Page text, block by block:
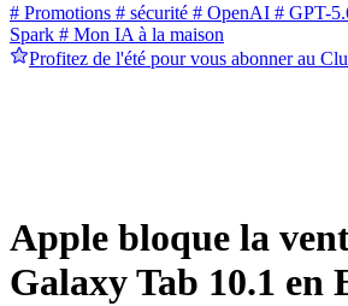
# Promotions # sécurité # OpenAI # GPT-
Spark # Mon IA à la maison
Profitez de l'été pour vous abonner au
Apple bloque la
Galaxy Tab 10.1 en